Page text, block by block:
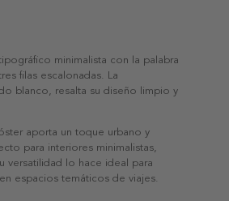
minimalista con la palabra
filas escalonadas. La
blanco, resalta su diseño limpio y
aporta un toque urbano y
para interiores minimalistas,
versatilidad lo hace ideal para
espacios temáticos de viajes.